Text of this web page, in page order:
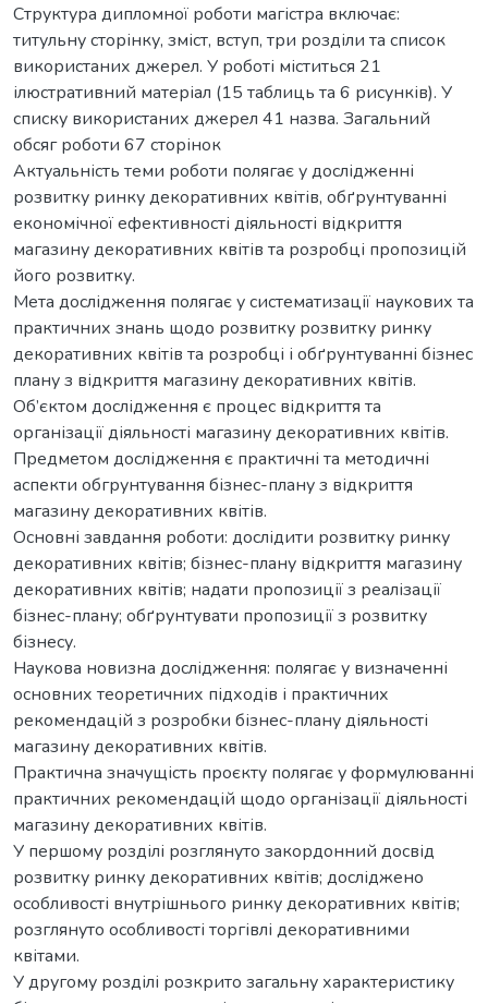
Структура дипломної роботи магістра включає:
титульну сторінку, зміст, вступ, три розділи та список
використаних джерел. У роботі міститься 21
ілюстративний матеріал (15 таблиць та 6 рисунків). У
списку використаних джерел 41 назва. Загальний
обсяг роботи 67 сторінок
Актуальність теми роботи полягає у дослідженні
розвитку ринку декоративних квітів, обґрунтуванні
економічної ефективності діяльності відкриття
магазину декоративних квітів та розробці пропозицій
його розвитку.
Мета дослідження полягає у систематизації наукових та
практичних знань щодо розвитку розвитку ринку
декоративних квітів та розробці і обґрунтуванні бізнес
плану з відкриття магазину декоративних квітів.
Об’єктом дослідження є процес відкриття та
організації діяльності магазину декоративних квітів.
Предметом дослідження є практичні та методичні
аспекти обгрунтування бізнес-плану з відкриття
магазину декоративних квітів.
Основні завдання роботи: дослідити розвитку ринку
декоративних квітів; бізнес-плану відкриття магазину
декоративних квітів; надати пропозиції з реалізації
бізнес-плану; обґрунтувати пропозиції з розвитку
бізнесу.
Наукова новизна дослідження: полягає у визначенні
основних теоретичних підходів і практичних
рекомендацій з розробки бізнес-плану діяльності
магазину декоративних квітів.
Практична значущість проєкту полягає у формулюванні
практичних рекомендацій щодо організації діяльності
магазину декоративних квітів.
У першому розділі розглянуто закордонний досвід
розвитку ринку декоративних квітів; досліджено
особливості внутрішнього ринку декоративних квітів;
розглянуто особливості торгівлі декоративними
квітами.
У другому розділі розкрито загальну характеристику